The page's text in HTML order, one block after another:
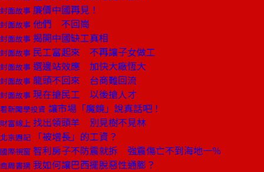
封面故事 廉價中國再見！
封面故事 他們 不回崗
封面故事 揭開中國缺工真相
封面故事 民工富起來 不再讓子女做工
封面故事 選邊站效應 加快大廠恆大
封面故事 龍頭不回來 台商難回流
封面故事 現在搶民工 以後搶人才
看新聞學投資 讓市場「魔鏡」說真話吧！
財富線上 找出領頭羊 別見樹不見林
北京週記 「被增長」的工資？
國際視窗 智利房子不防震就拆 強震傷亡不到海地一％
商周書摘 我如何讓巴西擺脫惡性通膨？